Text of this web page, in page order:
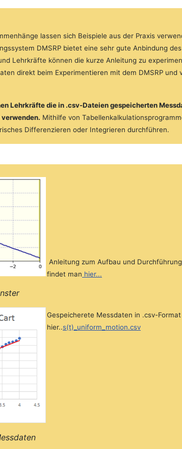
lassen sich Beispiele aus der Praxis
DMSRP bietet eine sehr gute Anbindung des
Lehrkräfte können die kurze Anleitung zu
direkt beim Experimentieren mit dem DMSRP und
Lehrkräfte die in .csv-Dateien gespeicherten
Mithilfe von
Differenzieren oder Integrieren durchführen.
Anleitung zum Aufbau und
findet man hier...
Gespeicherete Messdaten in .csv-
hier..s(t)_uniform_motion.csv